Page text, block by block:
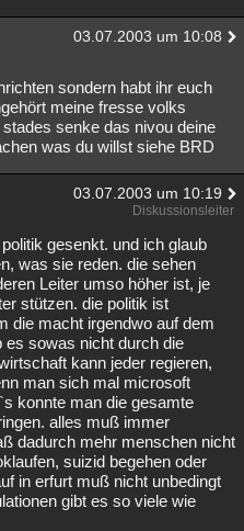
03.07.2003 um 10:08
sondern habt ihr euch
meine fresse volks
senke das nivou deine
was du willst siehe BRD
03.07.2003 um 10:19
Diskussionsleiter
gesenkt. und ich glaub
was sie reden. die sehen
Leiter umso höher ist, je
stützen. die politik ist
die macht irgendwo auf dem
es sowas nicht durch die
kann jeder regieren,
man sich mal microsoft
konnte man die gesamte
alles muß immer
dadurch mehr menschen nicht
suizid begehen oder
in erfurt muß nicht unbedingt
gibt es so viele wie